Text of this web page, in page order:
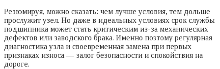
Резюмируя, можно сказать: чем лучше условия, тем дольше
прослужит узел. Но даже в идеальных условиях срок службы
подшипника может стать критическим из-за механических
дефектов или заводского брака. Именно поэтому регулярная
диагностика узла и своевременная замена при первых
признаках износа — залог безопасности и спокойствия на
дороге.